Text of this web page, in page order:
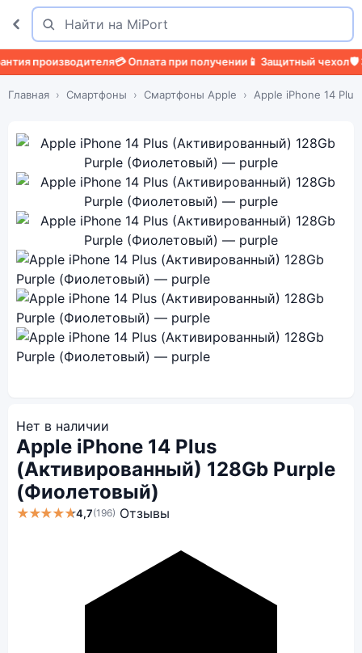
Поиск
Найти
производителя💳 Оплата при получении📱 Защитный чехол 🛡️
Главная Смартфоны Смартфоны Apple Apple iPhone 14
Нет в наличии
Apple iPhone 14 Plus
(Активированный) 128Gb Purple
(Фиолетовый)
★★★★★4,7(196) Отзывы